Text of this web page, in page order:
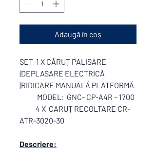
Adaugă în coș
SET 1 X CĂRUȚ PALISARE
|DEPLASARE ELECTRICĂ
|RIDICARE MANUALĂ PLATFORMĂ
MODEL: GNC- CP-A4R – 1700
4 X CARUȚ RECOLTARE CR-
ATR-3020-30
Descriere: